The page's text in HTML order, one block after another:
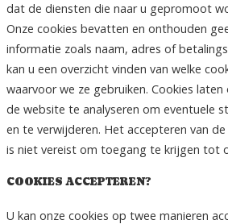
dat de diensten die naar u gepromoot
Onze cookies bevatten en onthouden
informatie zoals naam, adres of
kan u een overzicht vinden van welke
waarvoor we ze gebruiken. Cookies
de website te analyseren om eventuele
en te verwijderen. Het accepteren van
is niet vereist om toegang te krijgen tot
COOKIES ACCEPTEREN?
U kan onze cookies op twee manieren